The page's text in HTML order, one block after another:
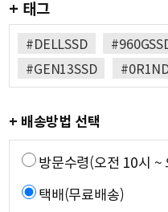
+ 태그
#DELLSSD
#GEN13SSD
+ 배송방법 선택
방문수령(오전 10시 ~
택배(무료배송)